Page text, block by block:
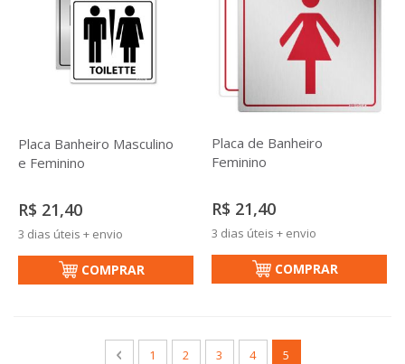
Placa Banheiro Masculino
e Feminino
R$ 21,40
3 dias úteis + envio
COMPRAR
Placa de Banheiro
Feminino
R$ 21,40
3 dias úteis + envio
COMPRAR
Página
Página
AnteriorPágina
1 Página
2 Página
3 Página
4 Você esta lendo a
5